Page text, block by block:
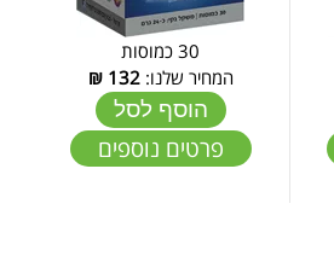
30 כמוסות
המחיר שלנו:132
₪
הוסף לסל
פרטים נוספים